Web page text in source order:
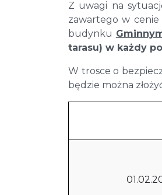
Z uwagi na
zawartego w
budynku
tarasu) w każdy
W trosce o
będzie można